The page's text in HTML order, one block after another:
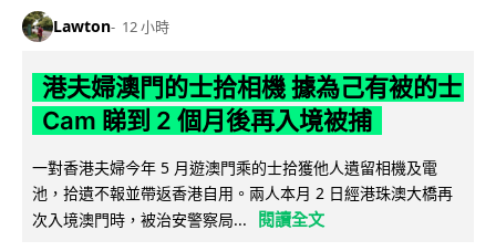
Lawton 12 小時
港夫婦澳門的士拾相機 據為己有被的士
Cam 睇到 2 個月後再入境被捕
一對香港夫婦今年 5 月遊澳門乘的士拾獲他人遺留相機及電
池，拾遺不報並帶返香港自用。兩人本月 2 日經港珠澳大橋再
次入境澳門時，被治安警察局...
閱讀全文